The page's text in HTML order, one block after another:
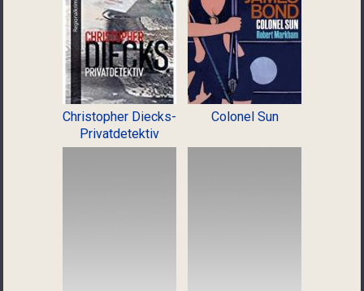
Christopher Diecks-
Privatdetektiv
Colonel Sun